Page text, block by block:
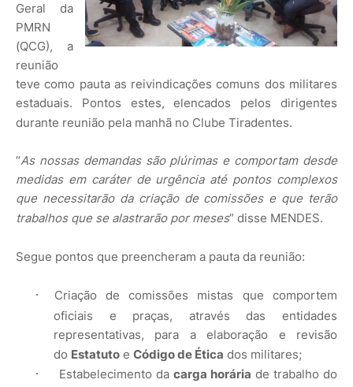
Geral da
PMRN
(QCG), a
reunião
teve como pauta as reivindicações comuns dos militares
estaduais. Pontos estes, elencados pelos dirigentes
durante reunião pela manhã no Clube Tiradentes.
“As nossas demandas são plúrimas e comportam desde
medidas em caráter de urgência até pontos complexos
que necessitarão da criação de comissões e que terão
trabalhos que se alastrarão por meses” disse MENDES.
Segue pontos que preencheram a pauta da reunião:
·
Criação de comissões mistas que comportem
oficiais e praças, através das entidades
representativas, para a elaboração e revisão
do Estatuto e Código de Ética dos militares;
· Estabelecimento da carga horária de trabalho do